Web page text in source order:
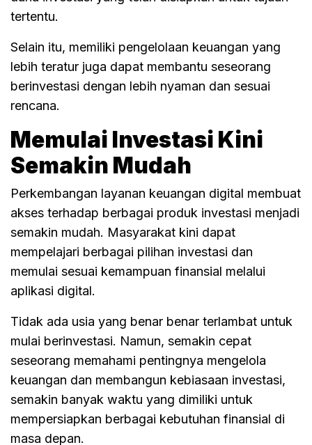
tertentu.
Selain itu, memiliki pengelolaan keuangan yang
lebih teratur juga dapat membantu seseorang
berinvestasi dengan lebih nyaman dan sesuai
rencana.
Memulai Investasi Kini
Semakin Mudah
Perkembangan layanan keuangan digital membuat
akses terhadap berbagai produk investasi menjadi
semakin mudah. Masyarakat kini dapat
mempelajari berbagai pilihan investasi dan
memulai sesuai kemampuan finansial melalui
aplikasi digital.
Tidak ada usia yang benar benar terlambat untuk
mulai berinvestasi. Namun, semakin cepat
seseorang memahami pentingnya mengelola
keuangan dan membangun kebiasaan investasi,
semakin banyak waktu yang dimiliki untuk
mempersiapkan berbagai kebutuhan finansial di
masa depan.